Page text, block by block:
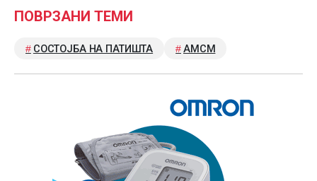
ПОВРЗАНИ ТЕМИ
СОСТОЈБА НА ПАТИШТА АМСМ